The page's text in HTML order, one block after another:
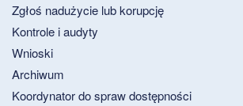
Zgłoś nadużycie lub korupcję
Kontrole i audyty
Wnioski
Archiwum
Koordynator do spraw dostępności